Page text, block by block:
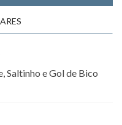
Saltinho e Gol de Bico